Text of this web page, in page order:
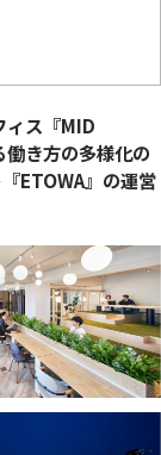
ス『MID
き方の多様化の
ETOWA』の運営